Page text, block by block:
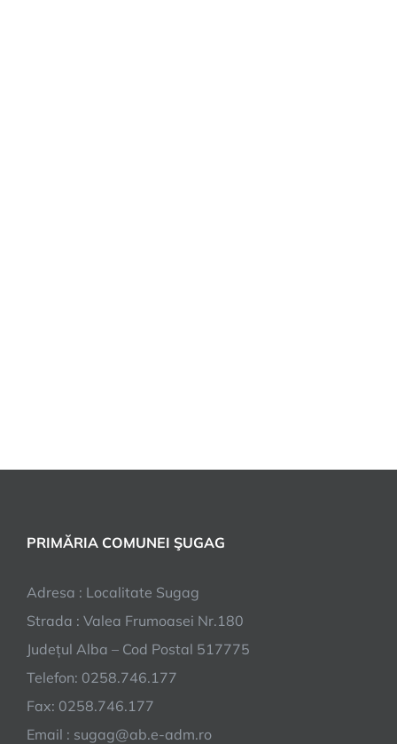
PRIMĂRIA COMUNEI ŞUGAG
Adresa : Localitate Sugag
Strada : Valea Frumoasei Nr.180
Județul Alba – Cod Postal 517775
Telefon: 0258.746.177
Fax: 0258.746.177
Email : sugag@ab.e-adm.ro